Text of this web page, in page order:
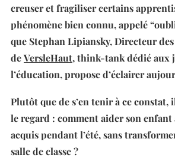
creuser et fragiliser certains
phénomène bien connu, appelé
que Stephan Lipiansky, Directeur
deVersleHaut, think-tank dédié aux
l’éducation, propose d’éclairer
Plutôt que de s’en tenir à ce constat,
le regard : comment aider son enfant
acquis pendant l’été, sans
salle de classe ?